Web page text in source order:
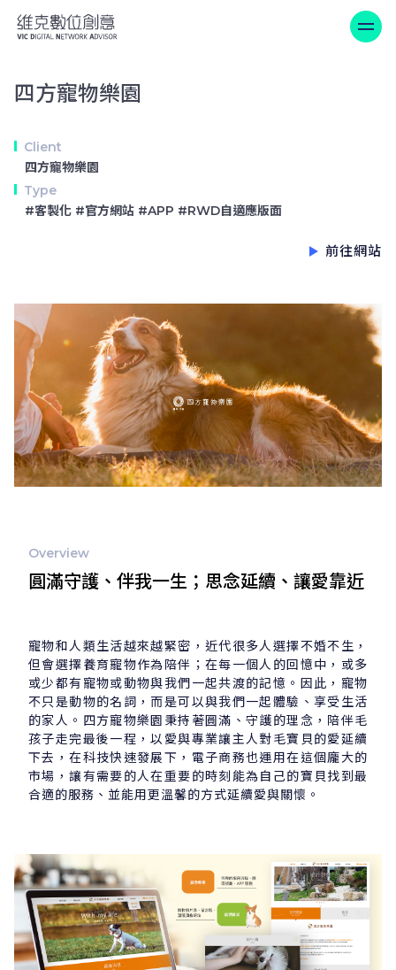
四方寵物樂園
四方寵物樂園
Client
四方寵物樂園
Type
#客製化 #官方網站 #APP #RWD自適應版面
前往網站
Overview
圓滿守護、伴我一生；思念延續、讓愛靠近
寵物和人類生活越來越緊密，近代很多人選擇不婚不生，
但會選擇養育寵物作為陪伴；在每一個人的回憶中，或多
或少都有寵物或動物與我們一起共渡的記憶。因此，寵物
不只是動物的名詞，而是可以與我們一起體驗、享受生活
的家人。四方寵物樂園秉持著圓滿、守護的理念，陪伴毛
孩子走完最後一程，以愛與專業讓主人對毛寶貝的愛延續
下去，在科技快速發展下，電子商務也運用在這個龐大的
市場，讓有需要的人在重要的時刻能為自己的寶貝找到最
合適的服務、並能用更溫馨的方式延續愛與關懷。